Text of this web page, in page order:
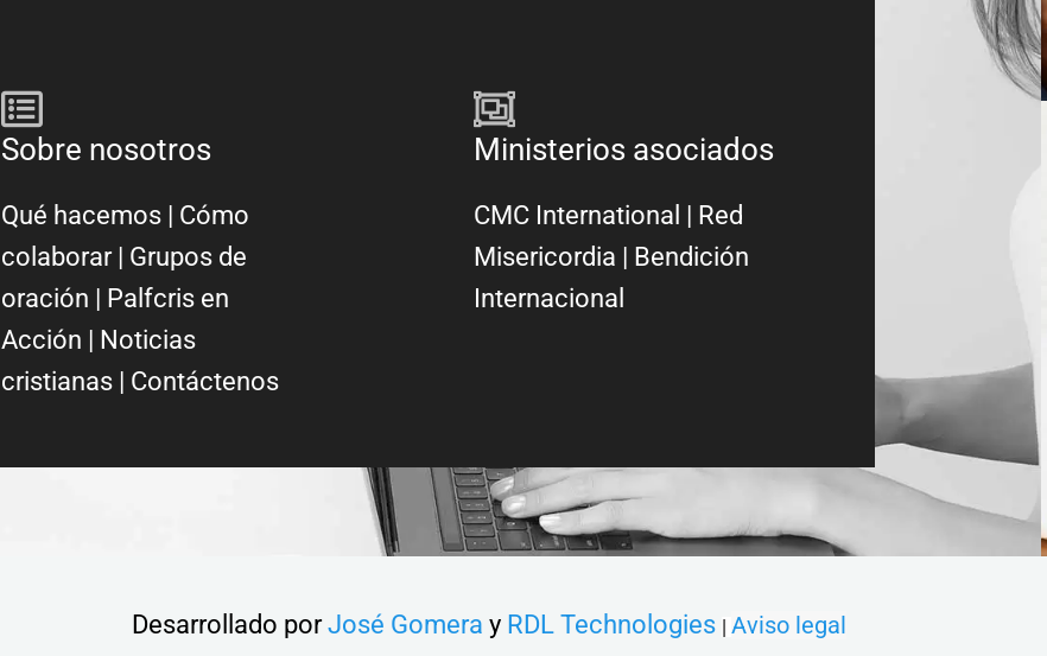
Sobre nosotros
Qué hacemos| Cómo
colaborar| Grupos de
oración | Palfcris en
Acción | Noticias
cristianas| Contáctenos
Ministerios asociados
CMC International | Red
Misericordia | Bendición
Internacional
Desarrollado porJosé Gomera y RDL Technologies Aviso legal